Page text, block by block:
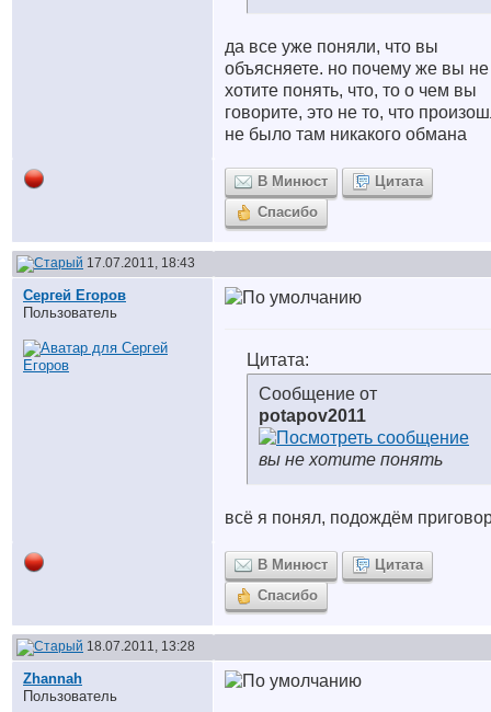
да все уже поняли, что вы
объясняете. но почему же вы не
хотите понять, что, то о чем вы
говорите, это не то, что
не было там никакого обмана
В Минюст
Цитата
Спасибо
17.07.2011, 18:43
Сергей Егоров
Пользователь
Цитата:
Сообщение от
potapov2011
вы не хотите понять
всё я понял, подождём
В Минюст
Цитата
Спасибо
18.07.2011, 13:28
Zhannah
Пользователь